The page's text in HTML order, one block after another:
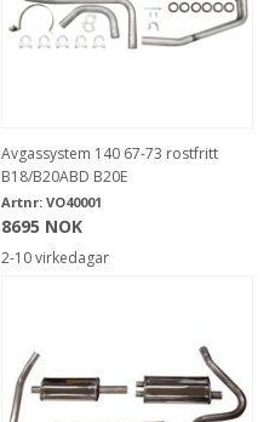
Avgassystem 140 67-73 rostfritt
B18/B20ABD B20E
Artnr: VO40001
8695 NOK
2-10 virkedagar